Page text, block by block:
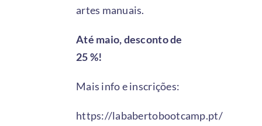
artes manuais.
Até maio, desconto de
25 %!
Mais info e inscrições:
https://lababertobootcamp.pt/